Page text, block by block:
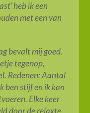
heb ik een
met een van
bevalt mij goed.
tegenop,
Redenen: Aantal
ben stijf en ik kan
Elke keer
door de relaxte,